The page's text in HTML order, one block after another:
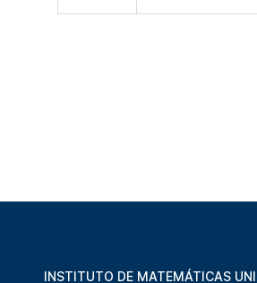
INSTITUTO DE MATEMÁTICAS